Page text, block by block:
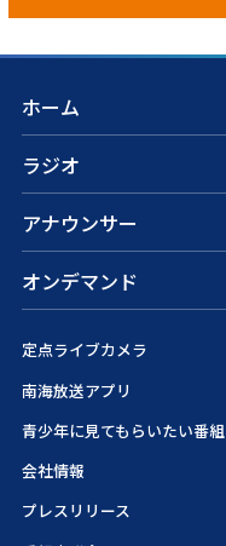
ホーム
ラジオ
アナウンサー
オンデマンド
定点ライブカメラ
南海放送アプリ
青少年に見てもらいたい番組
会社情報
プレスリリース